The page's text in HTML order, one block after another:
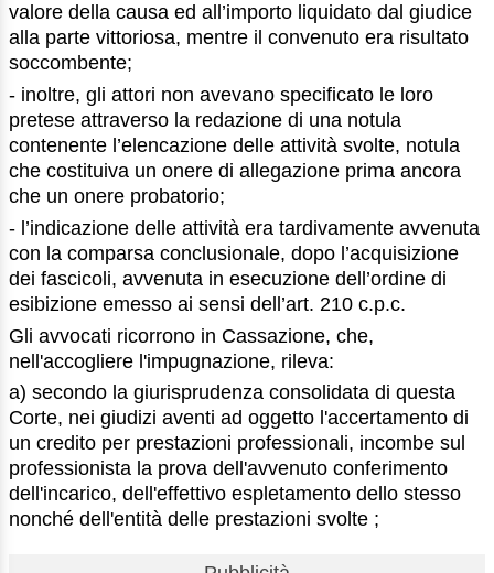
valore della causa ed all’importo liquidato dal giudice
alla parte vittoriosa, mentre il convenuto era risultato
soccombente;
- inoltre, gli attori non avevano specificato le loro
pretese attraverso la redazione di una notula
contenente l’elencazione delle attività svolte, notula
che costituiva un onere di allegazione prima ancora
che un onere probatorio;
- l’indicazione delle attività era tardivamente avvenuta
con la comparsa conclusionale, dopo l’acquisizione
dei fascicoli, avvenuta in esecuzione dell’ordine di
esibizione emesso ai sensi dell’art. 210 c.p.c.
Gli avvocati ricorrono in Cassazione, che,
nell'accogliere l'impugnazione, rileva:
a) secondo la giurisprudenza consolidata di questa
Corte, nei giudizi aventi ad oggetto l'accertamento di
un credito per prestazioni professionali, incombe sul
professionista la prova dell'avvenuto conferimento
dell'incarico, dell'effettivo espletamento dello stesso
nonché dell'entità delle prestazioni svolte ;